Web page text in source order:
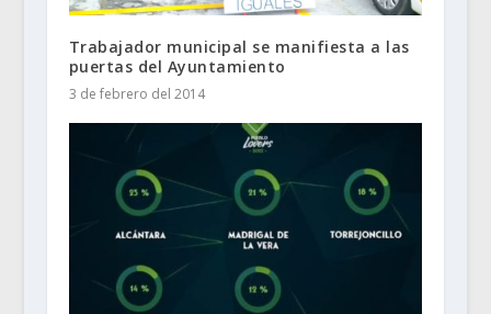
Trabajador municipal se manifiesta a las
puertas del Ayuntamiento
3 de febrero del 2014